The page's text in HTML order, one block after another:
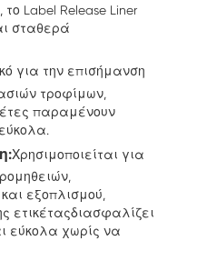
Label Release Liner
σταθερά
για την επισήμανση
τροφίμων,
παραμένουν
Χρησιμοποιείται για
εξοπλισμού,
ετικέταςδιασφαλίζει
εύκολα χωρίς να